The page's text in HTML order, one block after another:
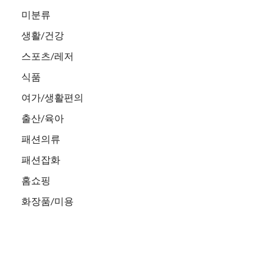
미분류
생활/건강
스포츠/레저
식품
여가/생활편의
출산/육아
패션의류
패션잡화
홈쇼핑
화장품/미용